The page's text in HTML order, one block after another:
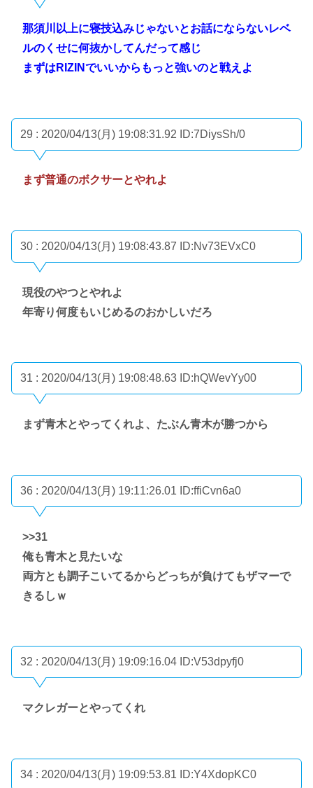
那須川以上に寝技込みじゃないとお話にならないレベ
ルのくせに何抜かしてんだって感じ
まずはRIZINでいいからもっと強いのと戦えよ
29 : 2020/04/13(月) 19:08:31.92 ID:7DiysSh/0
まず普通のボクサーとやれよ
30 : 2020/04/13(月) 19:08:43.87 ID:Nv73EVxC0
現役のやつとやれよ
年寄り何度もいじめるのおかしいだろ
31 : 2020/04/13(月) 19:08:48.63 ID:hQWevYy00
まず青木とやってくれよ、たぶん青木が勝つから
36 : 2020/04/13(月) 19:11:26.01 ID:ffiCvn6a0
>>31
俺も青木と見たいな
両方とも調子こいてるからどっちが負けてもザマーで
きるしｗ
32 : 2020/04/13(月) 19:09:16.04 ID:V53dpyfj0
マクレガーとやってくれ
34 : 2020/04/13(月) 19:09:53.81 ID:Y4XdopKC0